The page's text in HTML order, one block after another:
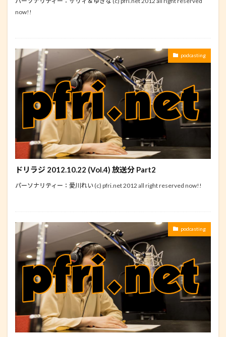
now!!
podcasting
ドリラジ 2012.10.22 (Vol.4) 放送分 Part2
パーソナリティー：愛川れい (c) pfri.net 2012 all right reserved now!!
podcasting